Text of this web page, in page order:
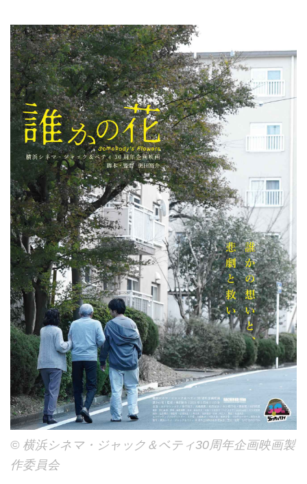
©︎ 横浜シネマ・ジャック＆ベティ30周年企画映画製
作委員会